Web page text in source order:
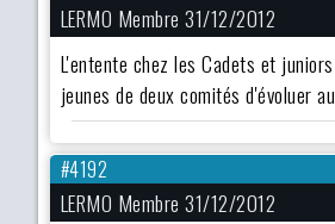
LERMO Membre 31/12/2012
L'entente chez les Cadets et
jeunes de deux comités d'évoluer
#4192
LERMO Membre 31/12/2012